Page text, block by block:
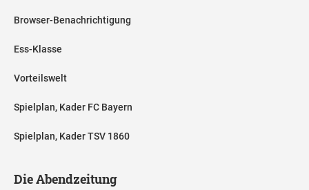
Browser-Benachrichtigung
Ess-Klasse
Vorteilswelt
Spielplan, Kader FC Bayern
Spielplan, Kader TSV 1860
Die Abendzeitung